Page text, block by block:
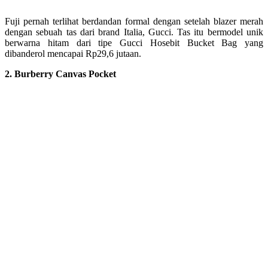
Fuji pernah terlihat berdandan formal dengan setelah blazer merah
dengan sebuah tas dari brand Italia, Gucci. Tas itu bermodel unik
berwarna hitam dari tipe Gucci Hosebit Bucket Bag yang
dibanderol mencapai Rp29,6 jutaan.
2. Burberry Canvas Pocket